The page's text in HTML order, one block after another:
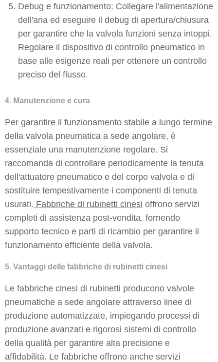
Debug e funzionamento: Collegare l'alimentazione
dell'aria ed eseguire il debug di apertura/chiusura
per garantire che la valvola funzioni senza intoppi.
Regolare il dispositivo di controllo pneumatico in
base alle esigenze reali per ottenere un controllo
preciso del flusso.
4. Manutenzione e cura
Per garantire il funzionamento stabile a lungo termine
della valvola pneumatica a sede angolare, è
essenziale una manutenzione regolare. Si
raccomanda di controllare periodicamente la tenuta
dell'attuatore pneumatico e del corpo valvola e di
sostituire tempestivamente i componenti di tenuta
usurati. Fabbriche di rubinetti cinesi offrono servizi
completi di assistenza post-vendita, fornendo
supporto tecnico e parti di ricambio per garantire il
funzionamento efficiente della valvola.
5. Vantaggi delle fabbriche di rubinetti cinesi
Le fabbriche cinesi di rubinetti producono valvole
pneumatiche a sede angolare attraverso linee di
produzione automatizzate, impiegando processi di
produzione avanzati e rigorosi sistemi di controllo
della qualità per garantire alta precisione e
affidabilità. Le fabbriche offrono anche servizi